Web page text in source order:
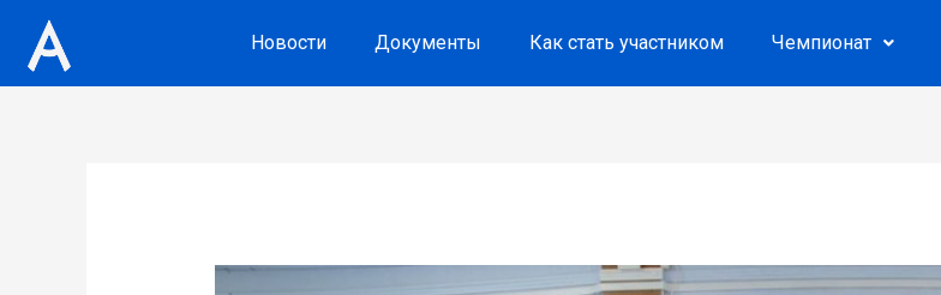
Новости Документы Как стать участником Чемпионат